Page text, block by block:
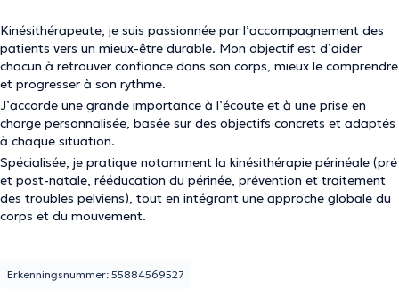
Kinésithérapeute, je suis passionnée par l’accompagnement des
patients vers un mieux-être durable. Mon objectif est d’aider
chacun à retrouver confiance dans son corps, mieux le comprendre
et progresser à son rythme.
J’accorde une grande importance à l’écoute et à une prise en
charge personnalisée, basée sur des objectifs concrets et adaptés
à chaque situation.
Spécialisée, je pratique notamment la kinésithérapie périnéale (pré
et post-natale, rééducation du périnée, prévention et traitement
des troubles pelviens), tout en intégrant une approche globale du
corps et du mouvement.
Erkenningsnummer: 55884569527